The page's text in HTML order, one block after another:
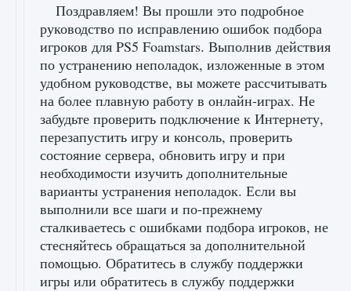
Поздравляем! Вы прошли это подробное
руководство по исправлению ошибок подбора
игроков для PS5 Foamstars. Выполнив действия
по устранению неполадок, изложенные в этом
удобном руководстве, вы можете рассчитывать
на более плавную работу в онлайн-играх. Не
забудьте проверить подключение к Интернету,
перезапустить игру и консоль, проверить
состояние сервера, обновить игру и при
необходимости изучить дополнительные
варианты устранения неполадок. Если вы
выполнили все шаги и по-прежнему
сталкиваетесь с ошибками подбора игроков, не
стесняйтесь обращаться за дополнительной
помощью. Обратитесь в службу поддержки
игры или обратитесь в службу поддержки